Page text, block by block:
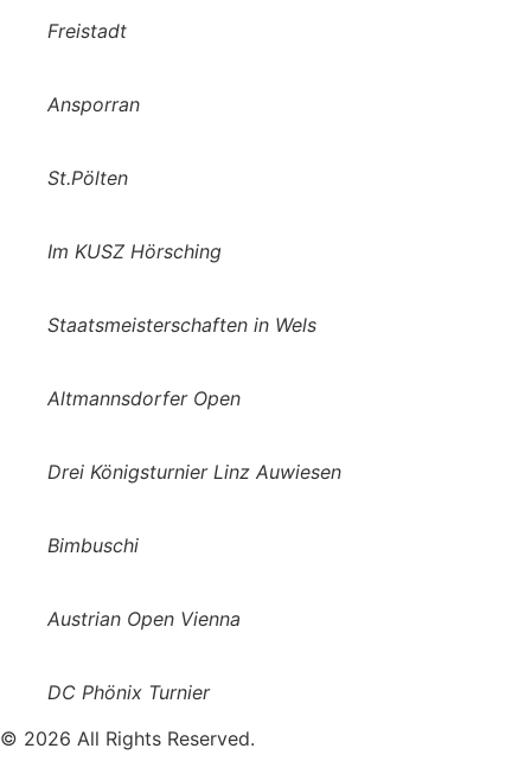
Freistadt
Ansporran
St.Pölten
Im KUSZ Hörsching
Staatsmeisterschaften in Wels
Altmannsdorfer Open
Drei Königsturnier Linz Auwiesen
Bimbuschi
Austrian Open Vienna
DC Phönix Turnier
© 2026 All Rights Reserved.